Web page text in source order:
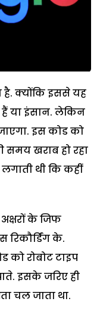
क्योंकि इससे यह
हैं या इंसान. लेकिन
इस कोड को
खराब हो रहा
थी कि कहीं
के जिफ
रिकौर्डिंग के.
को रोबोट टाइप
इसके जरिए ही
चल जाता था.